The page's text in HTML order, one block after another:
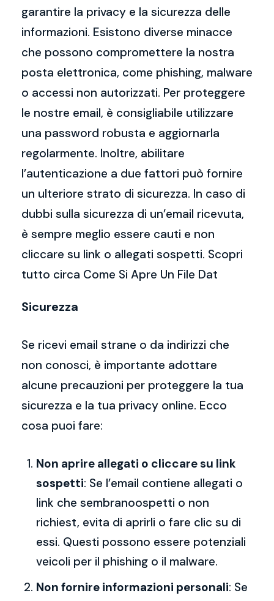
garantire la privacy e la sicurezza delle
informazioni. Esistono diverse minacce
che possono compromettere la nostra
posta elettronica, come phishing, malware
o accessi non autorizzati. Per proteggere
le nostre email, è consigliabile utilizzare
una password robusta e aggiornarla
regolarmente. Inoltre, abilitare
l’autenticazione a due fattori può fornire
un ulteriore strato di sicurezza. In caso di
dubbi sulla sicurezza di un’email ricevuta,
è sempre meglio essere cauti e non
cliccare su link o allegati sospetti. Scopri
tutto circa Come Si Apre Un File Dat
Sicurezza
Se ricevi email strane o da indirizzi che
non conosci, è importante adottare
alcune precauzioni per proteggere la tua
sicurezza e la tua privacy online. Ecco
cosa puoi fare:
Non aprire allegati o cliccare su link
sospetti: Se l’email contiene allegati o
link che sembranoospetti o non
richiest, evita di aprirli o fare clic su di
essi. Questi possono essere potenziali
veicoli per il phishing o il malware.
Non fornire informazioni personali: Se